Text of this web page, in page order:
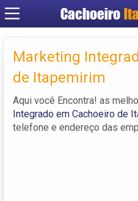
Cachoeiro
Marketing
de Itapemirim
Aqui você Encontra! as
Integrado em Cachoeiro de
telefone e endereço das